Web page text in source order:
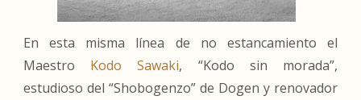
En esta misma línea de no estancamiento el
Maestro Kodo Sawaki, “Kodo sin morada”,
estudioso del “Shobogenzo” de Dogen y renovador